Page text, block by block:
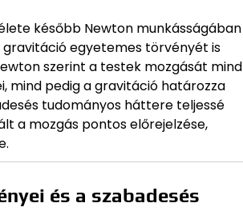
később Newton munkásságában
gravitáció egyetemes törvényét is
szerint a testek mozgását mind
mind pedig a gravitáció határozza
tudományos háttere teljessé
a mozgás pontos előrejelzése,
és a szabadesés